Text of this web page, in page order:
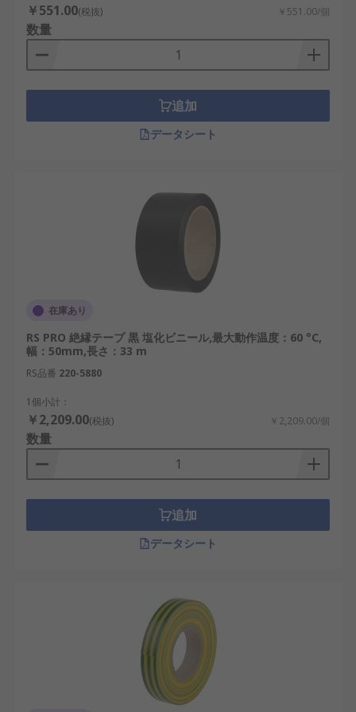
￥551.00(税抜) ￥551.00/個
数量
追加
データシート
在庫あり
RS PRO 絶縁テープ 黒 塩化ビニール,最大動作温度：60 °C,
幅：50mm,長さ：33 m
RS品番 220-5880
1個小計：
￥2,209.00(税抜) ￥2,209.00/個
数量
追加
データシート